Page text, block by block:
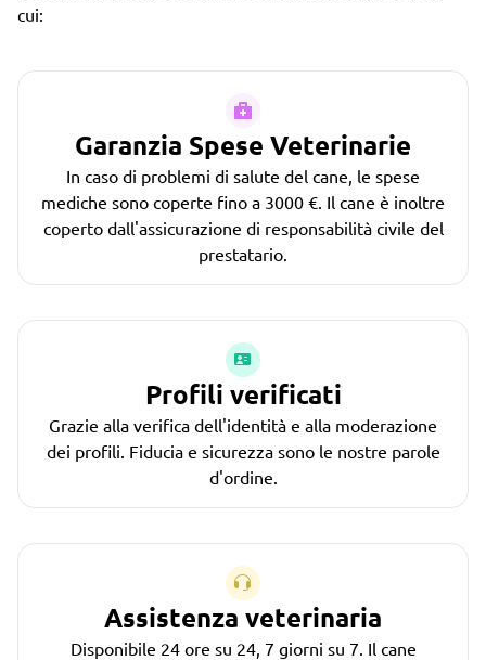
cui:
Garanzia Spese Veterinarie
In caso di problemi di salute del cane, le spese
mediche sono coperte fino a 3000 €. Il cane è inoltre
coperto dall'assicurazione di responsabilità civile del
prestatario.
Profili verificati
Grazie alla verifica dell'identità e alla moderazione
dei profili. Fiducia e sicurezza sono le nostre parole
d'ordine.
Assistenza veterinaria
Disponibile 24 ore su 24, 7 giorni su 7. Il cane